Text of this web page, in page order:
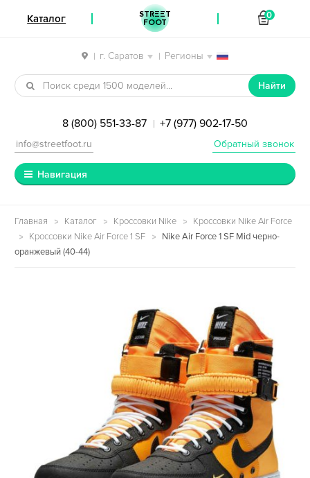
| г. Саратов | Регионы
Перейти к навигации
Перейти к содержимому
Найти
8 (800) 551-33-87 | +7 (977) 902-17-50
Обратный звонок
info@streetfoot.ru
Навигация
Главная Каталог Кроссовки Nike
Кроссовки Nike Air Force
Кроссовки Nike Air Force 1 SF
Nike Air Force 1 SF Mid черно-
оранжевый (40-44)
Каталог STREET
FOOT
0